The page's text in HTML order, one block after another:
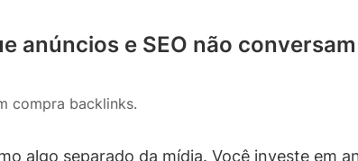
anúncios e SEO não conversam
compra backlinks.
algo separado da mídia. Você investe em